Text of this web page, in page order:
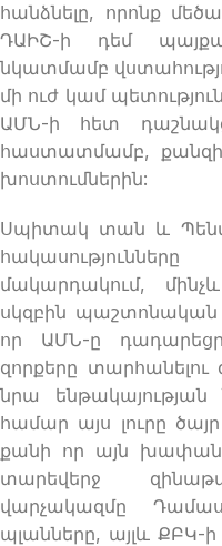
հանձնելը, որոնք
ԴԱԻՇ-ի դեմ
նկատմամբ
մի ուժ կամ
ԱՄՆ-ի հետ
հաստատմամբ,
խոստումներին:
Սպիտակ տան և
մակարդակում,
սկզբին պաշտոնական
որ ԱՄՆ-ը
զորքերը տարհանելու
նրա
համար այս լուրը
քանի որ այն
տարեվերջ
վարչակազմը
պլանները, այլև ՔԲԿ-ի